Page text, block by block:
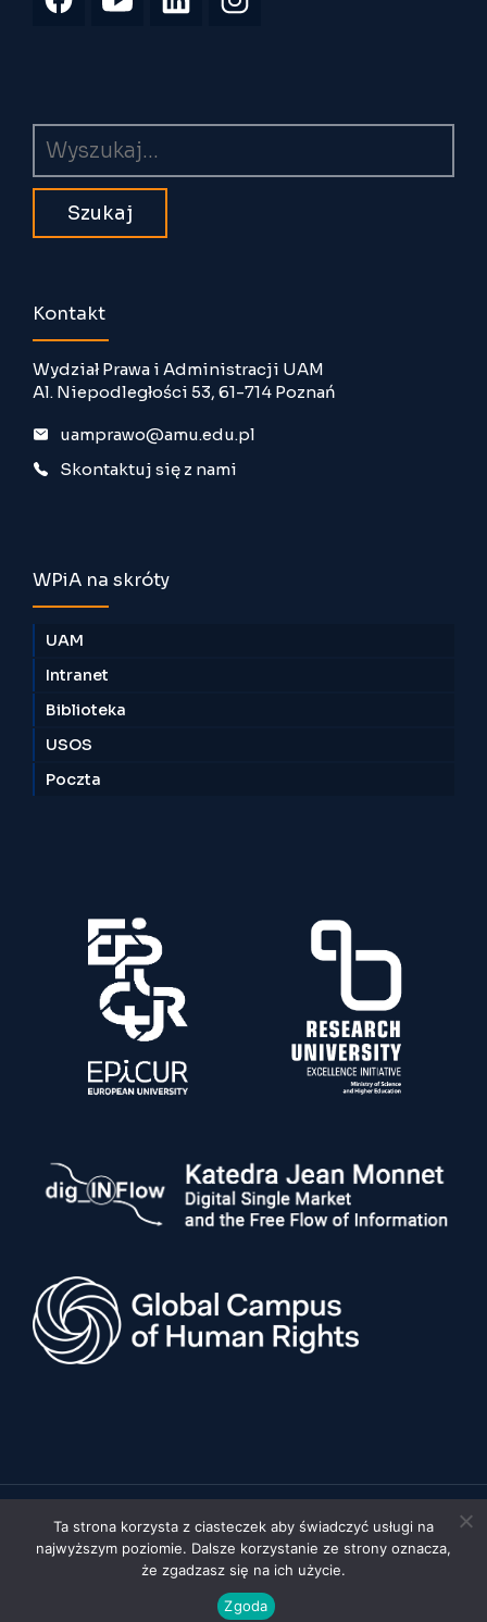
Wyszukiwarka
Kontakt
Wydział Prawa i Administracji UAM
Al. Niepodległości 53, 61-714 Poznań
uamprawo@amu.edu.pl
Skontaktuj się z nami
WPiA na skróty
UAM
Intranet
Biblioteka
USOS
Poczta
© 2026 Uniwersytet im. Adama Mickiewicza w Poznaniu, Wydział
Prawa i Administracji •Polityka prywatności •Deklaracja
dostępności
Ta strona korzysta z ciasteczek aby świadczyć usługi na
najwyższym poziomie. Dalsze korzystanie ze strony oznacza,
że zgadzasz się na ich użycie.
Zgoda